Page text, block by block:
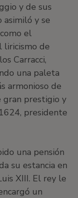
y de sus
y se
el
liricismo de
Carracci,
una paleta
armonioso de
gran prestigio y
presidente
una pensión
su estancia en
XIII. El rey le
un